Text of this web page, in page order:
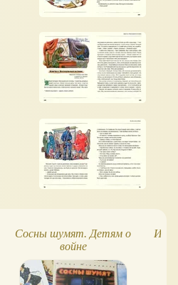
Сосны шумят. Детям о
войне